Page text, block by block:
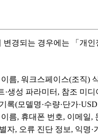
경되는 경우에는 「개
름, 워크스페이스(조직)
·생성 파라미터, 참조 미
록(모델명·수량·단가
름, 휴대폰 번호, 이메일,
자, 오류 진단 정보, 익명